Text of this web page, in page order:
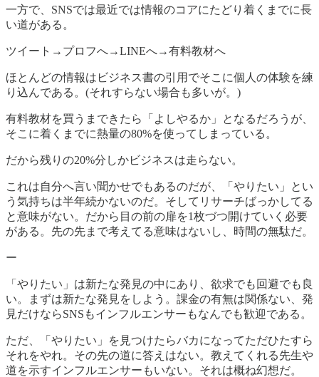
一方で、SNSでは最近では情報のコアにたどり着くまでに長
い道がある。
ツイート→プロフへ→LINEへ→有料教材へ
ほとんどの情報はビジネス書の引用でそこに個人の体験を練
り込んである。(それすらない場合も多いが。)
有料教材を買うまできたら「よしやるか」となるだろうが、
そこに着くまでに熱量の80%を使ってしまっている。
だから残りの20%分しかビジネスは走らない。
これは自分へ言い聞かせでもあるのだが、「やりたい」とい
う気持ちは半年続かないのだ。そしてリサーチばっかしてる
と意味がない。だから目の前の扉を1枚づつ開けていく必要
がある。先の先まで考えてる意味はないし、時間の無駄だ。
ー
「やりたい」は新たな発見の中にあり、欲求でも回避でも良
い。まずは新たな発見をしよう。課金の有無は関係ない、発
見だけならSNSもインフルエンサーもなんでも歓迎である。
ただ、「やりたい」を見つけたらバカになってただひたすら
それをやれ。その先の道に答えはない。教えてくれる先生や
道を示すインフルエンサーもいない。それは概ね幻想だ。